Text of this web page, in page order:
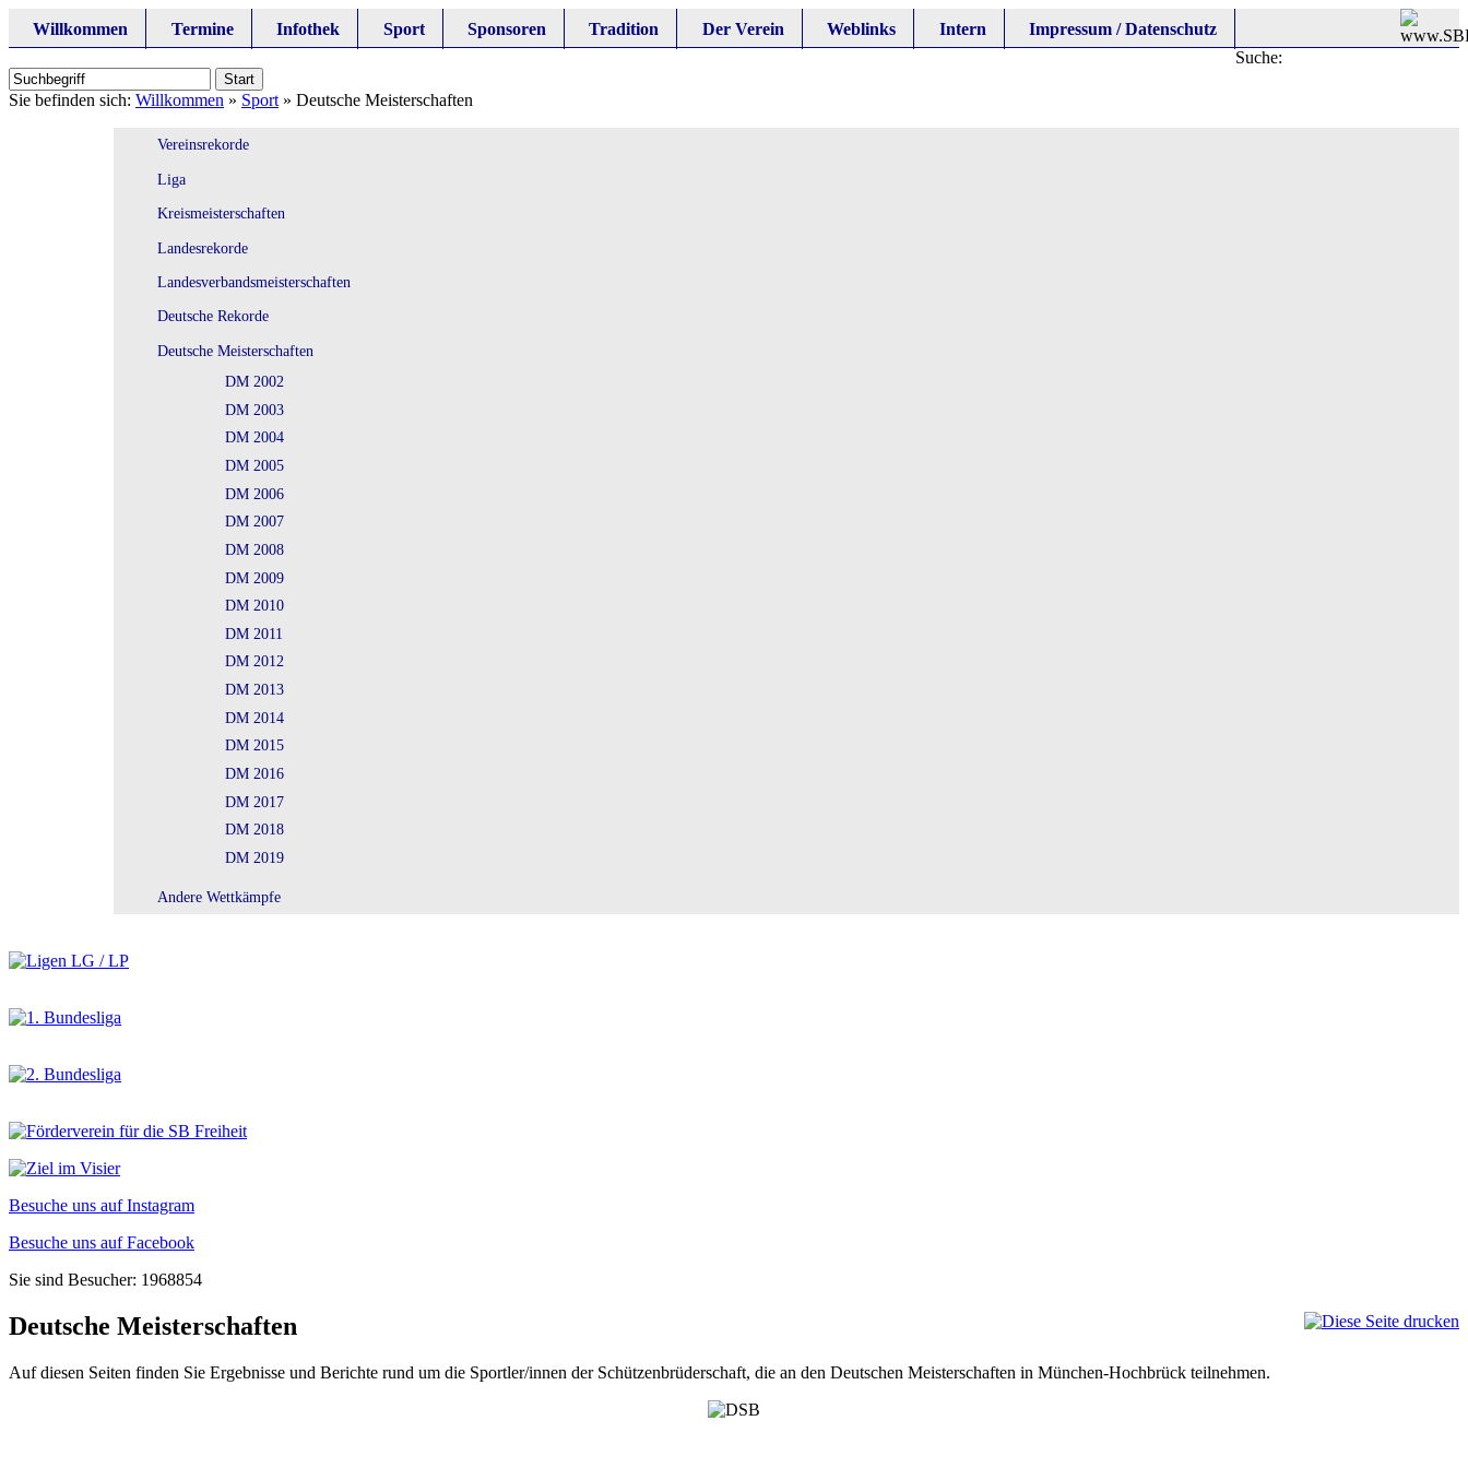
Willkommen Termine Infothek Sport Sponsoren Tradition Der Verein Weblinks Intern
Impressum / Datenschutz
Suche:
Sie befinden sich: Willkommen » Sport » Deutsche Meisterschaften
Vereinsrekorde
Liga
Kreismeisterschaften
Landesrekorde
Landesverbandsmeisterschaften
Deutsche Rekorde
Deutsche Meisterschaften
DM 2002
DM 2003
DM 2004
DM 2005
DM 2006
DM 2007
DM 2008
DM 2009
DM 2010
DM 2011
DM 2012
DM 2013
DM 2014
DM 2015
DM 2016
DM 2017
DM 2018
DM 2019
Andere Wettkämpfe
Besuche uns auf Instagram
Besuche uns auf Facebook
Sie sind Besucher: 1968854
Deutsche Meisterschaften
Auf diesen Seiten finden Sie Ergebnisse und Berichte rund um die Sportler/innen der Schützenbrüderschaft, die an den Deutschen Meisterschaften in München-Hochbrück teilnehmen.